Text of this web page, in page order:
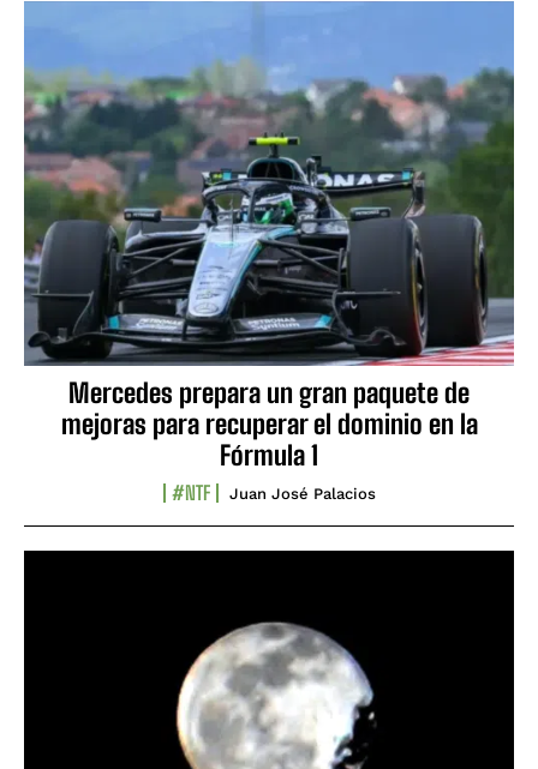
Mercedes prepara un gran paquete de
mejoras para recuperar el dominio en la
Fórmula 1
#NTF Juan José Palacios